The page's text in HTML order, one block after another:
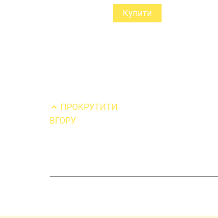
Купити
ПРОКРУТИТИ
ВГОРУ